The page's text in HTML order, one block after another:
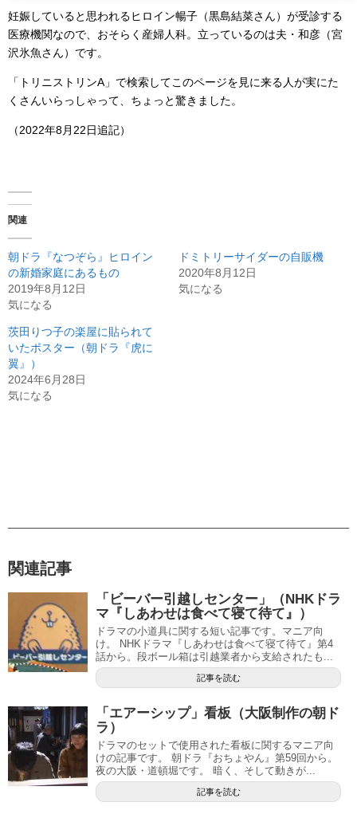
妊娠していると思われるヒロイン暢子（黒島結菜さん）が受診する
医療機関なので、おそらく産婦人科。立っているのは夫・和彦（宮
沢氷魚さん）です。
「トリニストリンA」で検索してこのページを見に来る人が実にた
くさんいらっしゃって、ちょっと驚きました。
（2022年8月22日追記）
関連
朝ドラ『なつぞら』ヒロイン
の新婚家庭にあるもの
2019年8月12日
気になる
ドミトリーサイダーの自販機
2020年8月12日
気になる
茨田りつ子の楽屋に貼られて
いたポスター（朝ドラ『虎に
翼』）
2024年6月28日
気になる
関連記事
「ビーバー引越しセンター」（NHKドラ
マ『しあわせは食べて寝て待て』）
ドラマの小道具に関する短い記事です。マニア向
け。 NHKドラマ『しあわせは食べて寝て待て』第4
話から。段ボール箱は引越業者から支給されたも...
記事を読む
「エアーシップ」看板（大阪制作の朝ド
ラ）
ドラマのセットで使用された看板に関するマニア向
けの記事です。 朝ドラ『おちょやん』第59回から。
夜の大阪・道頓堀です。 暗く、そして動きが...
記事を読む